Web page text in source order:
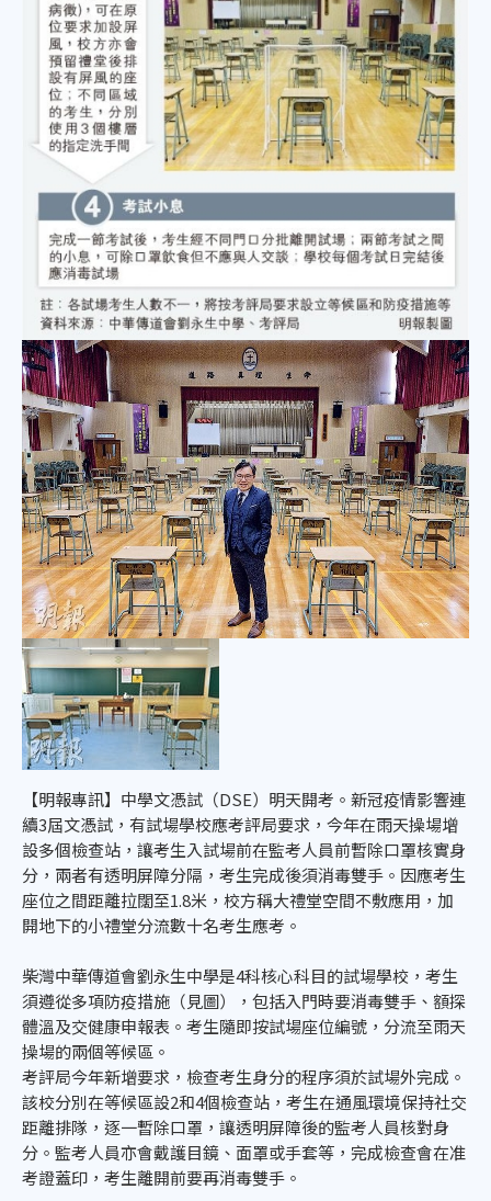
【明報專訊】中學文憑試（DSE）明天開考。新冠疫情影響連
續3屆文憑試，有試場學校應考評局要求，今年在雨天操場增
設多個檢查站，讓考生入試場前在監考人員前暫除口罩核實身
分，兩者有透明屏障分隔，考生完成後須消毒雙手。因應考生
座位之間距離拉闊至1.8米，校方稱大禮堂空間不敷應用，加
開地下的小禮堂分流數十名考生應考。
柴灣中華傳道會劉永生中學是4科核心科目的試場學校，考生
須遵從多項防疫措施（見圖），包括入門時要消毒雙手、額探
體溫及交健康申報表。考生隨即按試場座位編號，分流至雨天
操場的兩個等候區。
考評局今年新增要求，檢查考生身分的程序須於試場外完成。
該校分別在等候區設2和4個檢查站，考生在通風環境保持社交
距離排隊，逐一暫除口罩，讓透明屏障後的監考人員核對身
分。監考人員亦會戴護目鏡、面罩或手套等，完成檢查會在准
考證蓋印，考生離開前要再消毒雙手。